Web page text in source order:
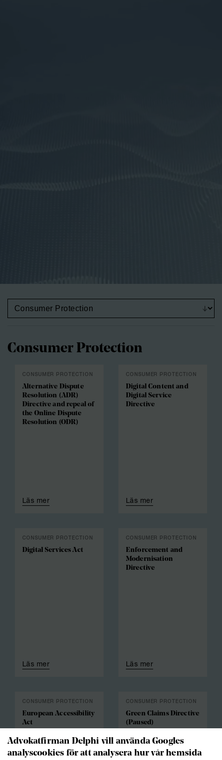
Consumer Protection
CONSUMER PROTECTION
Alternative Dispute
Resolution (ADR)
Directive and repeal of
the Online Dispute
Resolution (ODR)
Läs mer
CONSUMER PROTECTION
Digital Content and
Digital Service
Directive
Läs mer
CONSUMER PROTECTION
Digital Services Act
Läs mer
CONSUMER PROTECTION
Enforcement and
Modernisation
Directive
Läs mer
CONSUMER PROTECTION
European Accessibility
Act
CONSUMER PROTECTION
Green Claims Directive
(Paused)
Advokatfirman Delphi vill använda Googles
analyscookies för att analysera hur vår hemsida